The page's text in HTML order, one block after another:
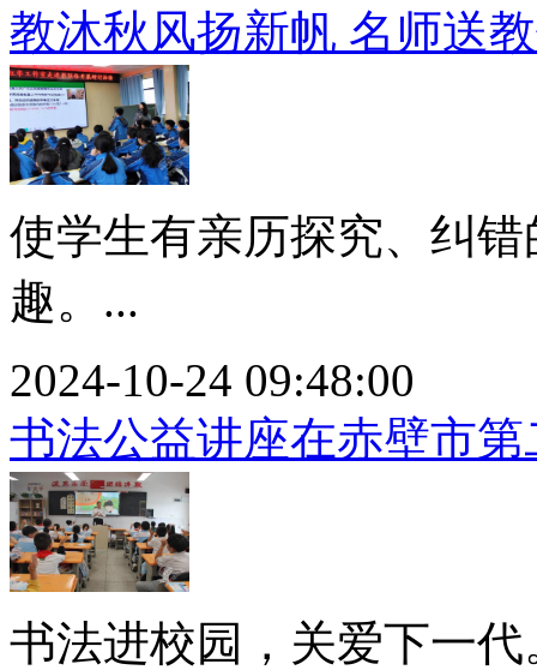
教沐秋风扬新帆 名师送
使学生有亲历探究、纠
趣。...
2024-10-24 09:48:00
书法公益讲座在赤壁市
书法进校园，关爱下一代